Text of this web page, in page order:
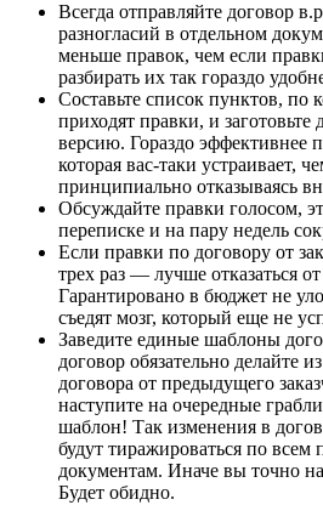
Всегда отправляйте договор
разногласий в отдельном
меньше правок, чем если
разбирать их так гораздо
Составьте список пунктов, по
приходят правки, и
версию. Гораздо эффективнее
которая вас-таки устраивает,
принципиально отказываясь
Обсуждайте правки голосом,
переписке и на пару недель
Если правки по договору от
трех раз — лучше отказаться
Гарантировано в бюджет не
съедят мозг, который еще не
Заведите единые шаблоны
договор обязательно делайте
договора от предыдущего
наступите на очередные
шаблон! Так изменения в
будут тиражироваться по
документам. Иначе вы точно
Будет обидно.